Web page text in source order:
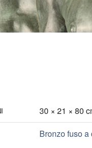
30 × 21 × 80
Bronzo fuso a